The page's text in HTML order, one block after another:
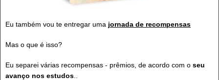
Eu também vou te entregar uma jornada de recompensas
Mas o que é isso?
Eu separei várias recompensas - prêmios, de acordo com o seu
avanço nos estudos